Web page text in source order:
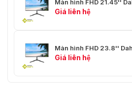
Màn hình FHD 21.45''
Giá liên hệ
Màn hình FHD 23.8''
Giá liên hệ